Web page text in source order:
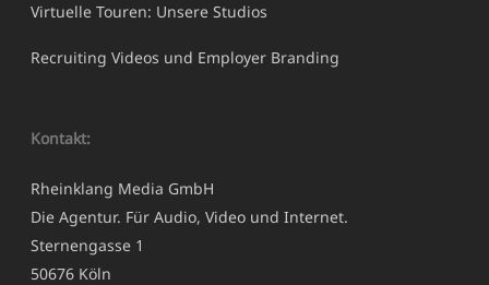
Virtuelle Touren: Unsere Studios
Recruiting Videos und Employer Branding
Kontakt:
Rheinklang Media GmbH
Die Agentur. Für Audio, Video und Internet.
Sternengasse 1
50676 Köln